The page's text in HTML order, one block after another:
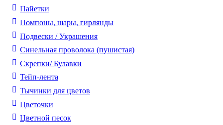
Пайетки
Помпоны, шары, гирлянды
Подвески / Украшения
Синельная проволока (пушистая)
Скрепки/ Булавки
Тейп-лента
Тычинки для цветов
Цветочки
Цветной песок